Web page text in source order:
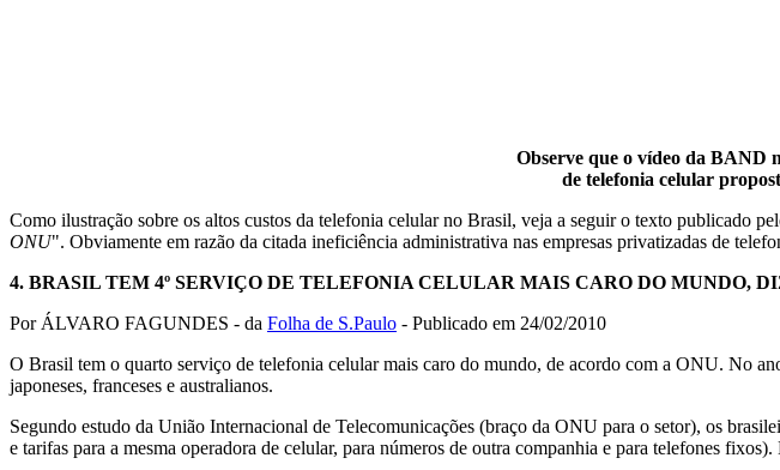
Observe que o vídeo da BAND
de telefonia celular
Como ilustração sobre os altos custos da telefonia celular no Brasil, veja a seguir o texto publicado
ONU". Obviamente em razão da citada ineficiência administrativa nas empresas privatizadas de
4. BRASIL TEM 4º SERVIÇO DE TELEFONIA CELULAR MAIS CARO DO MUNDO,
Por ÁLVARO FAGUNDES - da Folha de S.Paulo - Publicado em 24/02/2010
O Brasil tem o quarto serviço de telefonia celular mais caro do mundo, de acordo com a ONU. No
japoneses, franceses e australianos.
Segundo estudo da União Internacional de Telecomunicações (braço da ONU para o setor), os
e tarifas para a mesma operadora de celular, para números de outra companhia e para telefones